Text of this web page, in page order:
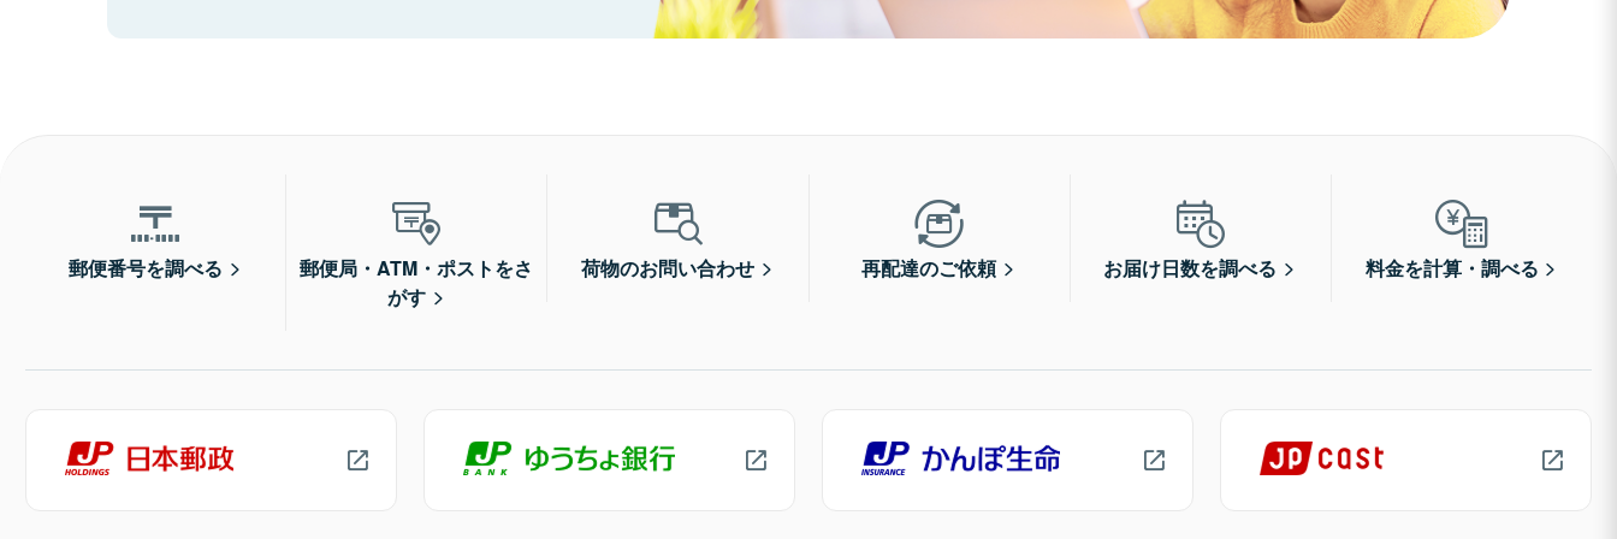
郵便番号を調べる
郵便局・ATM・ポストをさ
がす
荷物のお問い合わせ 再配達のご依頼 お届け日数を調べる 料金を計算・調べる